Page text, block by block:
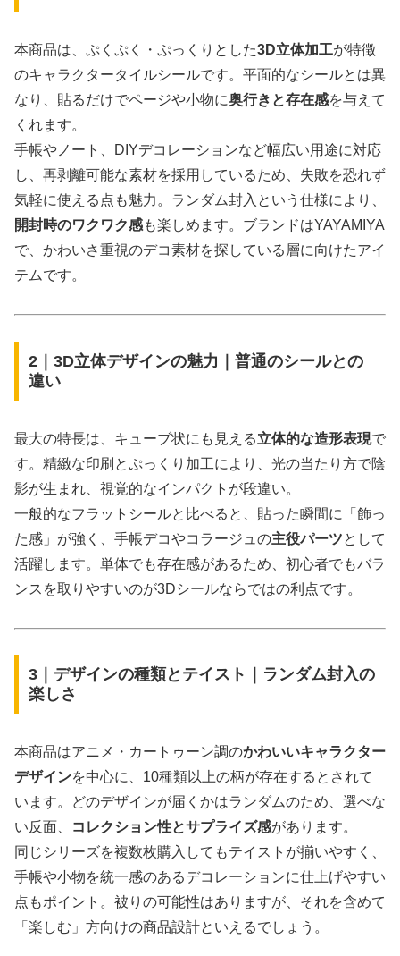
本商品は、ぷくぷく・ぷっくりとした3D立体加工が特徴
のキャラクタータイルシールです。平面的なシールとは異
なり、貼るだけでページや小物に奥行きと存在感を与えて
くれます。
手帳やノート、DIYデコレーションなど幅広い用途に対応
し、再剥離可能な素材を採用しているため、失敗を恐れず
気軽に使える点も魅力。ランダム封入という仕様により、
開封時のワクワク感も楽しめます。ブランドはYAYAMIYA
で、かわいさ重視のデコ素材を探している層に向けたアイ
テムです。
2｜3D立体デザインの魅力｜普通のシールとの
違い
最大の特長は、キューブ状にも見える立体的な造形表現で
す。精緻な印刷とぷっくり加工により、光の当たり方で陰
影が生まれ、視覚的なインパクトが段違い。
一般的なフラットシールと比べると、貼った瞬間に「飾っ
た感」が強く、手帳デコやコラージュの主役パーツとして
活躍します。単体でも存在感があるため、初心者でもバラ
ンスを取りやすいのが3Dシールならではの利点です。
3｜デザインの種類とテイスト｜ランダム封入の
楽しさ
本商品はアニメ・カートゥーン調のかわいいキャラクター
デザインを中心に、10種類以上の柄が存在するとされて
います。どのデザインが届くかはランダムのため、選べな
い反面、
コレクション性とサプライズ感があります。
同じシリーズを複数枚購入してもテイストが揃いやすく、
手帳や小物を統一感のあるデコレーションに仕上げやすい
点もポイント。被りの可能性はありますが、それを含めて
「楽しむ」方向けの商品設計といえるでしょう。